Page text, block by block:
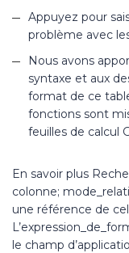
Appuyez pour
problème avec
Nous avons
syntaxe et aux
format de ce
fonctions sont
feuilles de calcul
En savoir plus
colonne;
une référence de
le champ